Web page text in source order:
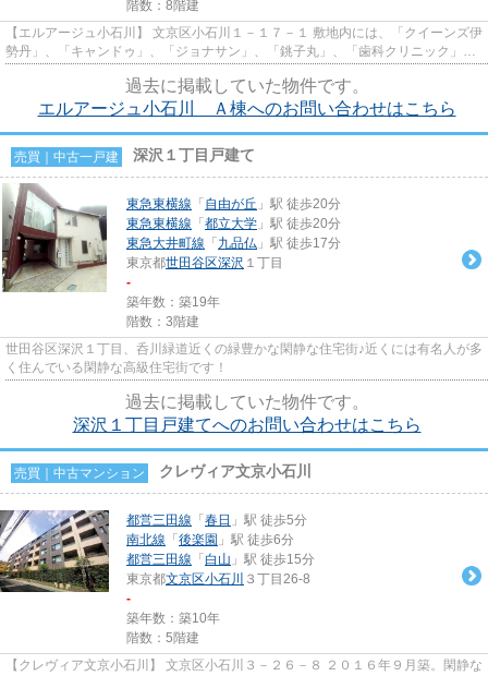
階数：8階建
【エルアージュ小石川】 文京区小石川１－１７－１ 敷地内には、「クイーンズ伊
勢丹」、「キャンドゥ」、「ジョナサン」、「銚子丸」、「歯科クリニック」等
過去に掲載していた物件です。
エルアージュ小石川 Ａ棟へのお問い合わせはこちら
売買｜中古一戸建 深沢１丁目戸建て
東急東横線 「 自由が丘 」駅 徒歩20分
東急東横線 「 都立大学 」駅 徒歩20分
東急大井町線 「 九品仏 」駅 徒歩17分
東京都世田谷区深沢 １丁目
-
築年数：築19年
階数：3階建
世田谷区深沢１丁目、呑川緑道近くの緑豊かな閑静な住宅街♪近くには有名人が多
く住んでいる閑静な高級住宅街です！
過去に掲載していた物件です。
深沢１丁目戸建てへのお問い合わせはこちら
売買｜中古マンション クレヴィア文京小石川
都営三田線 「 春日 」駅 徒歩5分
南北線 「 後楽園 」駅 徒歩6分
都営三田線 「 白山 」駅 徒歩15分
東京都文京区小石川 ３丁目26-8
-
築年数：築10年
階数：5階建
【クレヴィア文京小石川】 文京区小石川３－２６－８ ２０１６年９月築。閑静な